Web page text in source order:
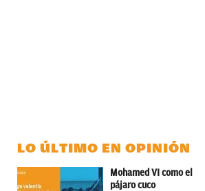
LO ÚLTIMO EN OPINIÓN
Mohamed VI como el
pájaro cuco